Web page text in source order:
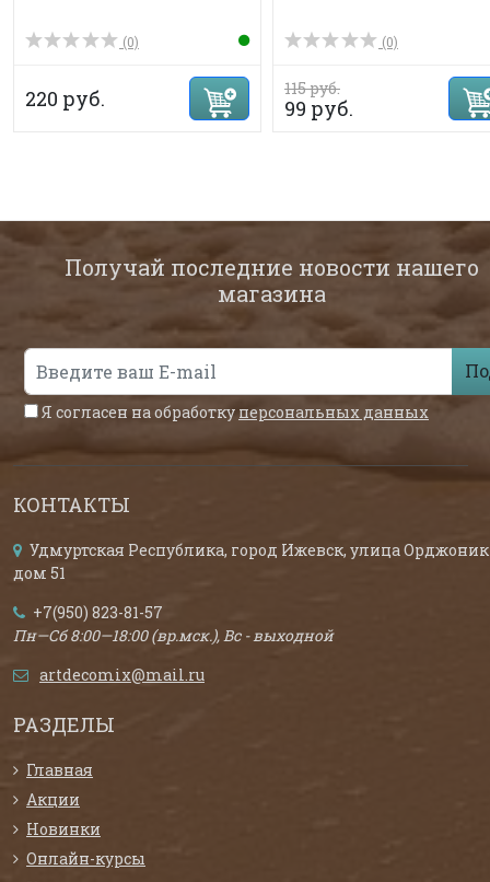
(0)
220 руб.
(0)
115 руб.
99 руб.
Получай последние новости нашего
магазина
Я согласен на обработку персональных данных
КОНТАКТЫ
Удмуртская Республика, город Ижевск, улица
дом 51
+7(950) 823-81-57
Пн—Сб 8:00—18:00 (вр.мск.), Вс - выходной
artdecomix@mail.ru
РАЗДЕЛЫ
Главная
Акции
Новинки
Онлайн-курсы